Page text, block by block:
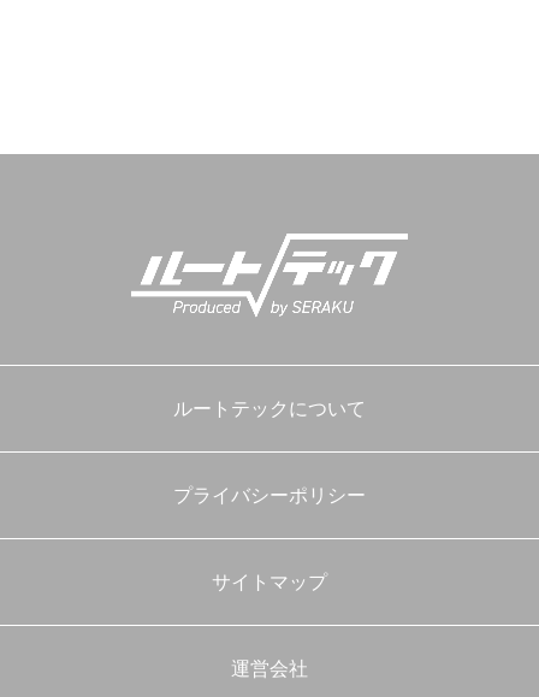
プ
ルートテックについて
プライバシーポリシー
サイトマップ
運営会社